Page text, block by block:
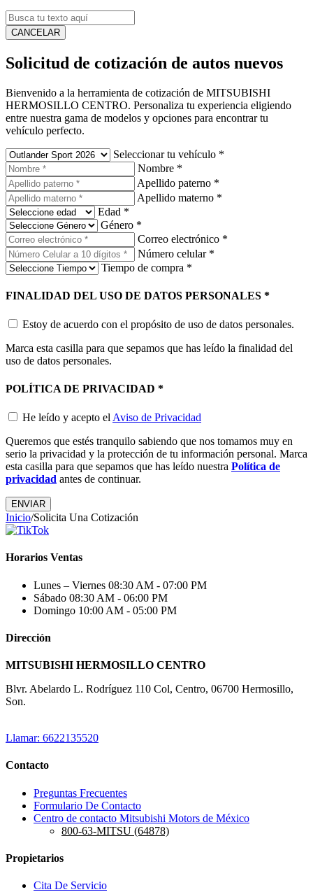
CANCELAR
Solicitud de cotización de autos nuevos
Bienvenido a la herramienta de cotización de MITSUBISHI
HERMOSILLO CENTRO. Personaliza tu experiencia eligiendo
entre nuestra gama de modelos y opciones para encontrar tu
vehículo perfecto.
Seleccionar tu vehículo *
Nombre *
Apellido paterno *
Apellido materno *
Edad *
Género *
Correo electrónico *
Número celular *
Tiempo de compra *
FINALIDAD DEL USO DE DATOS PERSONALES *
Estoy de acuerdo con el propósito de uso de datos personales.
Marca esta casilla para que sepamos que has leído la finalidad del
uso de datos personales.
POLÍTICA DE PRIVACIDAD *
He leído y acepto el Aviso de Privacidad
Queremos que estés tranquilo sabiendo que nos tomamos muy en
serio la privacidad y la protección de tu información personal. Marca
esta casilla para que sepamos que has leído nuestra Política de
privacidad antes de continuar.
Inicio/Solicita Una Cotización
Horarios Ventas
Lunes – Viernes 08:30 AM - 07:00 PM
Sábado 08:30 AM - 06:00 PM
Domingo 10:00 AM - 05:00 PM
Dirección
MITSUBISHI HERMOSILLO CENTRO
Blvr. Abelardo L. Rodríguez 110 Col, Centro, 06700 Hermosillo,
Son.
Llamar: 6622135520
Contacto
Preguntas Frecuentes
Formulario De Contacto
Centro de contacto Mitsubishi Motors de México
800-63-MITSU (64878)
Propietarios
Cita De Servicio